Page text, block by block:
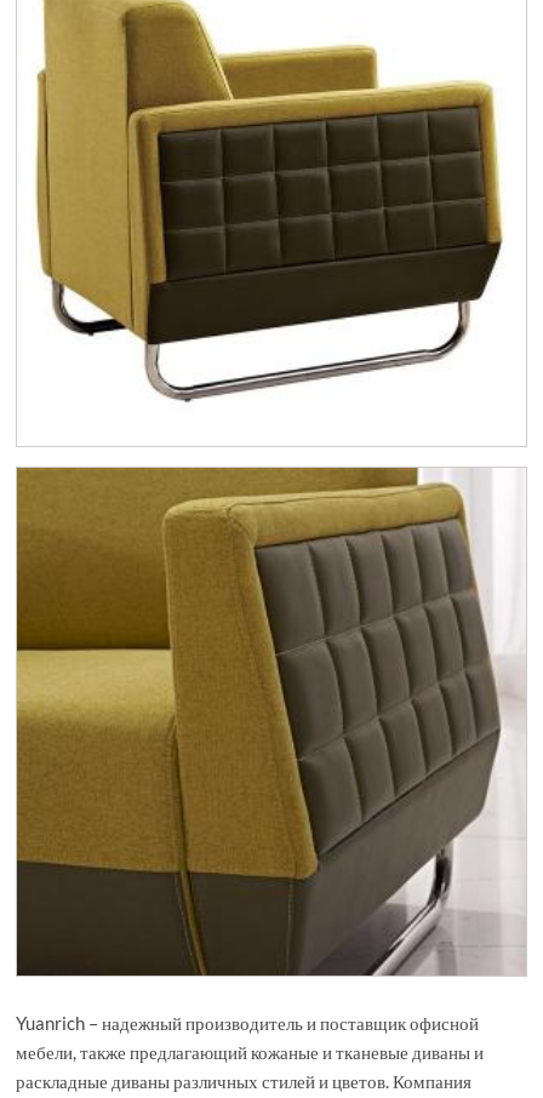
Yuanrich – надежный производитель и поставщик офисной
мебели, также предлагающий кожаные и тканевые диваны и
раскладные диваны различных стилей и цветов. Компания